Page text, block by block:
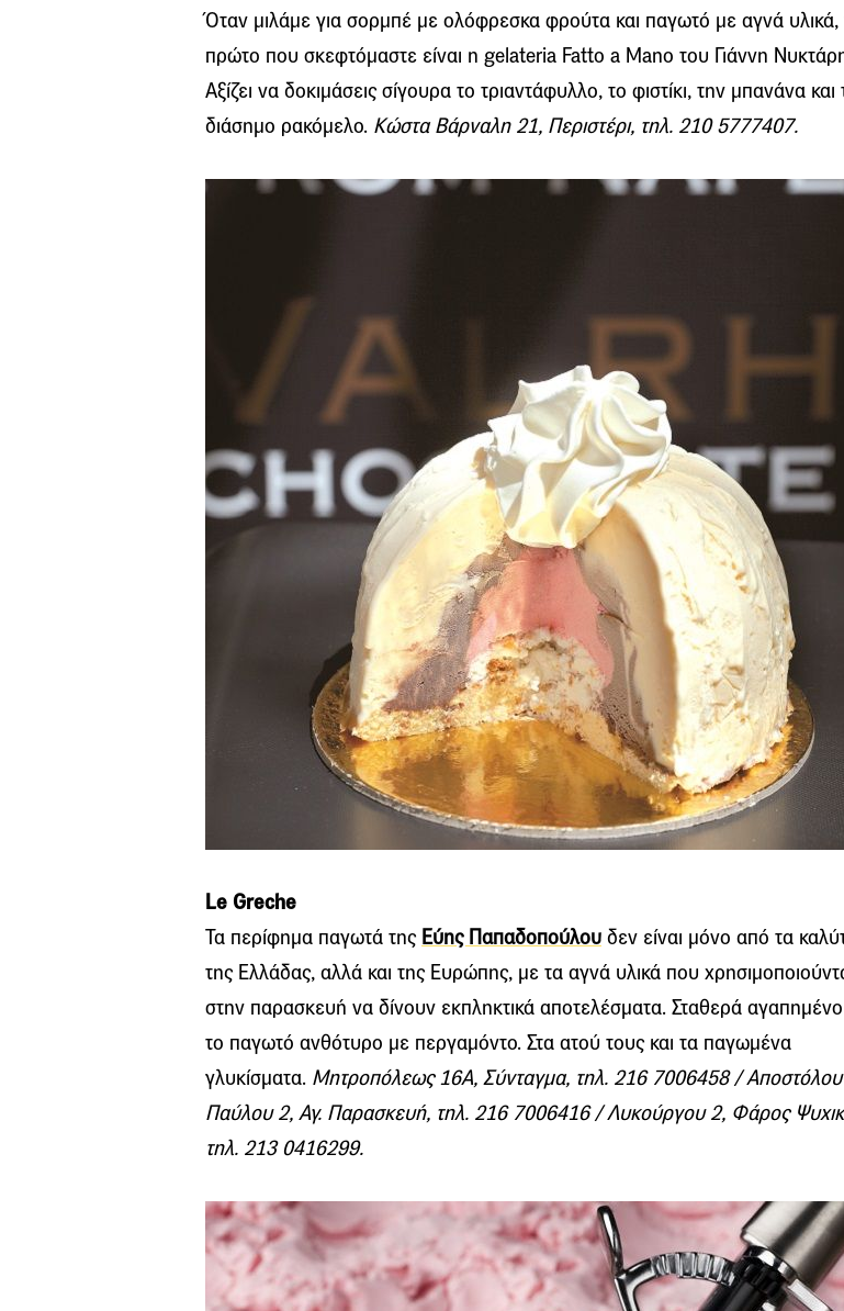
Όταν μιλάμε για σορμπέ με ολόφρεσκα φρούτα και παγωτό με αγνά υλικά,
πρώτο που σκεφτόμαστε είναι η gelateria Fatto a Mano του Γιάννη
Αξίζει να δοκιμάσεις σίγουρα το τριαντάφυλλο, το φιστίκι, την μπανάνα και
διάσημο ρακόμελο. Κώστα Βάρναλη 21, Περιστέρι, τηλ. 210 5777407.
Le Greche
Τα περίφημα παγωτά της Εύης Παπαδοπούλου δεν είναι μόνο από τα
της Ελλάδας, αλλά και της Ευρώπης, με τα αγνά υλικά που
στην παρασκευή να δίνουν εκπληκτικά αποτελέσματα. Σταθερά
το παγωτό ανθότυρο με περγαμόντο. Στα ατού τους και τα παγωμένα
γλυκίσματα. Μητροπόλεως 16Α, Σύνταγμα, τηλ. 216 7006458 / Αποστόλου
Παύλου 2, Αγ. Παρασκευή, τηλ. 216 7006416 / Λυκούργου 2, Φάρος
τηλ. 213 0416299.